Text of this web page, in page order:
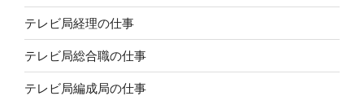
テレビ局経理の仕事
テレビ局総合職の仕事
テレビ局編成局の仕事